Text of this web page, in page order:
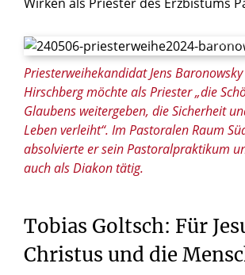
© Thomas
Priesterweihekandidat Jens
Hirschberg möchte als Priester „die
Glaubens weitergeben, die Sicherheit
Leben verleiht“. Im Pastoralen Raum
absolvierte er sein Pastoralpraktikum
auch als Diakon tätig.
Tobias Goltsch: Für
Christus und die